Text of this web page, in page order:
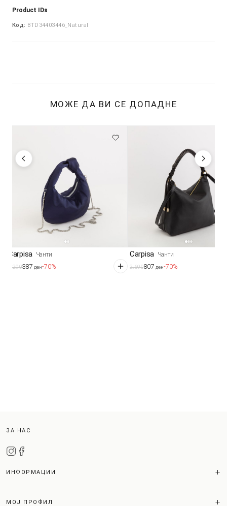
Product IDs
Код: BTD34403446_Natural
МОЖЕ ДА ВИ СЕ ДОПАДНЕ
Carpisa Чанти
1.290387 ден-70%
Carpisa Чанти
2.690807 ден-70%
ЗА НАС
ИНФОРМАЦИИ
МОЈ ПРОФИЛ